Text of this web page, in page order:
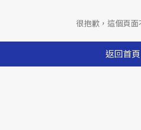
很抱歉，這個頁面
返回首頁